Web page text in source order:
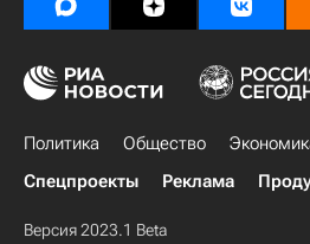
Политика Общество
Спецпроекты
Реклама
Версия 2023.1 Beta